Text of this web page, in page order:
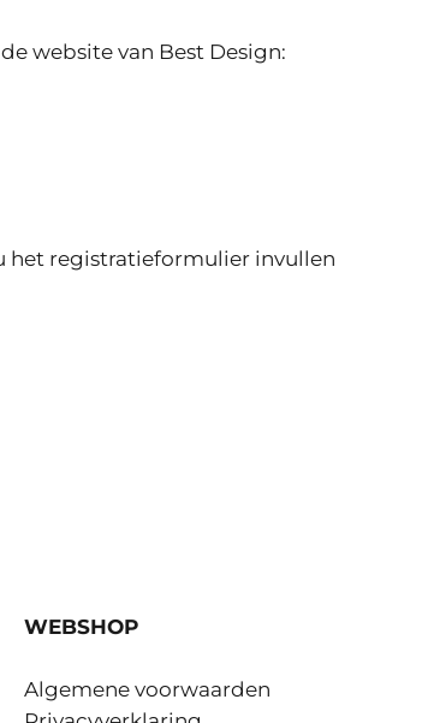
website van Best Design:
het registratieformulier invullen
WEBSHOP
Algemene voorwaarden